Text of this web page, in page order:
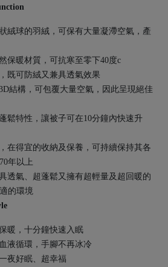
絨球的羽絨，可保有大量凝滯空氣，產
保暖材質，可抗寒至零下40度c
既可防絨又兼具透氣效果
結構，可包覆大量空氣，因此呈現絕佳
鬆特性，讓被子可在10分鐘內快速升
在得宜的收納及保養，可持續保持其各
年以上
透氣、超蓬鬆又擁有超輕量及超回暖的
的環境
暖，十分鐘快速入眠
液循環，手腳不再冰冷
夜好眠、超幸福